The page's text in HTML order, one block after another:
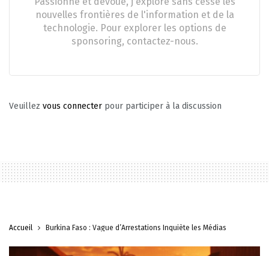
nouvelles frontières de l'information et de la
technologie. Pour explorer les options de
sponsoring, contactez-nous.
Veuillez vous connecter pour participer à la discussion
Accueil Burkina Faso : Vague d’Arrestations Inquiète les Médias